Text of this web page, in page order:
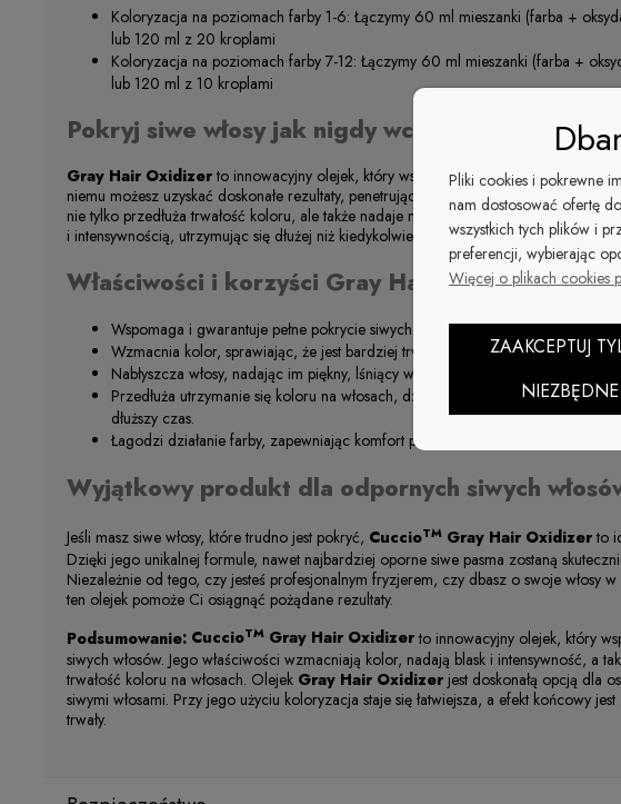
Koloryzacja na poziomach farby 1-6: Łączymy 60 ml mieszanki (farba +
lub 120 ml z 20 kroplami
Koloryzacja na poziomach farby 7-12: Łączymy 60 ml mieszanki (farba +
lub 120 ml z 10 kroplami
Pokryj siwe włosy jak nigdy wcześniej
Gray Hair Oxidizerto innowacyjny olejek, który wspomaga efektywne pokrycie
niemu możesz uzyskać doskonałe rezultaty, penetrując siwe pasma z większą
nie tylko przedłuża trwałość koloru, ale także nadaje mu głębię. Twój kolor będzie
i intensywnością, utrzymując się dłużej niż kiedykolwiek wcześniej.
Właściwości i korzyści Gray Hair OxidizerDrops
Wspomaga i gwarantuje pełne pokrycie siwych włosów.
Wzmacnia kolor, sprawiając, że jest bardziej trwały.
Nabłyszcza włosy, nadając im piękny, lśniący wygląd.
Przedłuża utrzymanie się koloru na włosach, dzięki czemu cieszysz się pięknym
dłuższy czas.
Łagodzi działanie farby, zapewniając komfort podczas koloryzacji.
Wyjątkowy produkt dla odpornych siwych
Jeśli masz siwe włosy, które trudno jest pokryć, CuccioTM Gray Hair Oxidizerto
Dzięki jego unikalnej formule, nawet najbardziej oporne siwe pasma zostaną
Niezależnie od tego, czy jesteś profesjonalnym fryzjerem, czy dbasz o swoje włosy
ten olejek pomoże Ci osiągnąć pożądane rezultaty.
Podsumowanie: CuccioTM Gray Hair Oxidizerto innowacyjny olejek, który
siwych włosów. Jego właściwości wzmacniają kolor, nadają blask i intensywność, a
trwałość koloru na włosach. Olejek Gray Hair Oxidizer jest doskonałą opcją dla
siwymi włosami. Przy jego użyciu koloryzacja staje się łatwiejsza, a efekt końcowy
trwały.
Pliki cookies i pokrewne
nam dostosować ofertę
wszystkich tych plików i
preferencji, wybierając
Więcej o plikach cookies
ZAAKCEPTUJ
NIEZBĘDNE